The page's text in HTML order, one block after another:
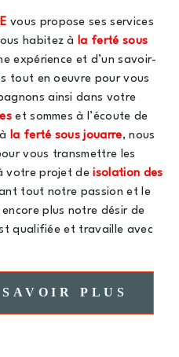
vous propose ses services
habitez àla ferté sous
expérience et d’un savoir-
tout en oeuvre pour vous
ainsi dans votre
et sommes à l’écoute de
la ferté sous jouarre, nous
vous transmettre les
votre projet deisolation des
tout notre passion et le
plus notre désir de
qualifiée et travaille avec
PLUS